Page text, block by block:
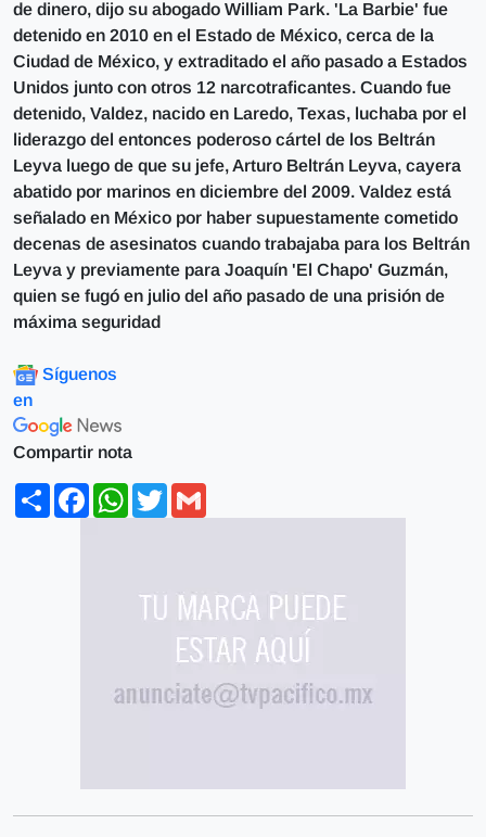
de dinero, dijo su abogado William Park. 'La Barbie' fue
detenido en 2010 en el Estado de México, cerca de la
Ciudad de México, y extraditado el año pasado a Estados
Unidos junto con otros 12 narcotraficantes. Cuando fue
detenido, Valdez, nacido en Laredo, Texas, luchaba por el
liderazgo del entonces poderoso cártel de los Beltrán
Leyva luego de que su jefe, Arturo Beltrán Leyva, cayera
abatido por marinos en diciembre del 2009. Valdez está
señalado en México por haber supuestamente cometido
decenas de asesinatos cuando trabajaba para los Beltrán
Leyva y previamente para Joaquín 'El Chapo' Guzmán,
quien se fugó en julio del año pasado de una prisión de
máxima seguridad
Síguenos
en
Compartir nota
ShareFacebookWhatsApp
Twitter